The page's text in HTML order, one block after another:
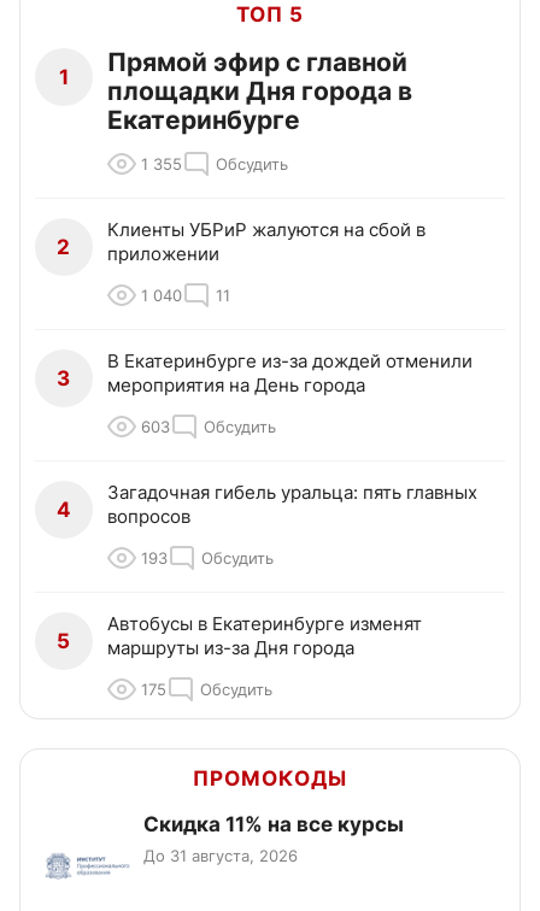
ТОП 5
1
Прямой эфир с главной
площадки Дня города в
Екатеринбурге
1 355 Обсудить
2
Клиенты УБРиР жалуются на сбой в
приложении
1 040 11
3
В Екатеринбурге из-за дождей отменили
мероприятия на День города
603 Обсудить
4
Загадочная гибель уральца: пять главных
вопросов
193 Обсудить
5
Автобусы в Екатеринбурге изменят
маршруты из-за Дня города
175 Обсудить
ПРОМОКОДЫ
Скидка 11% на все курсы
До 31 августа, 2026